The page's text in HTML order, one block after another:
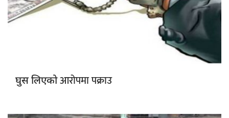
घुस लिएकोआरोपमा पक्राउ